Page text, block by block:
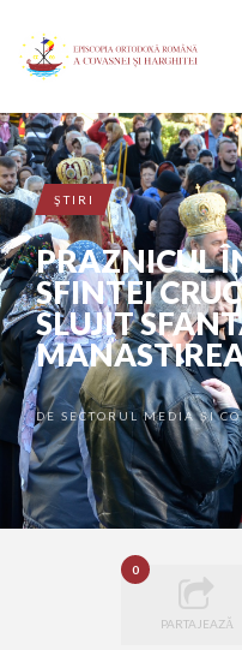
ŞTIRI
PRAZNICUL
SFINTEI
SLUJIT
DE SECTORUL MEDIA ȘI
0
PARTAJEAZĂ